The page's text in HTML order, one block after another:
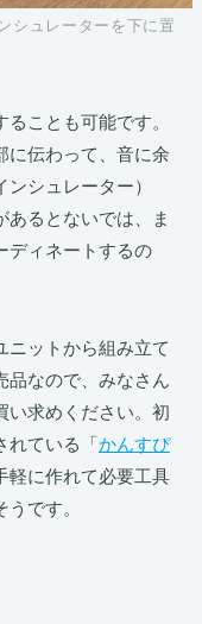
シュレーターを下に置
ことも可能です。
に伝わって、音に余
シュレーター）
あるとないでは、ま
ディネートするの
ニットから組み立て
品なので、みなさん
い求めください。初
れている「かんすぴ
軽に作れて必要工具
です。